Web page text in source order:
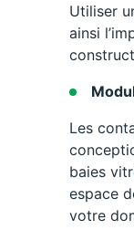
Utiliser
ainsi
Les
baies
espace
votre